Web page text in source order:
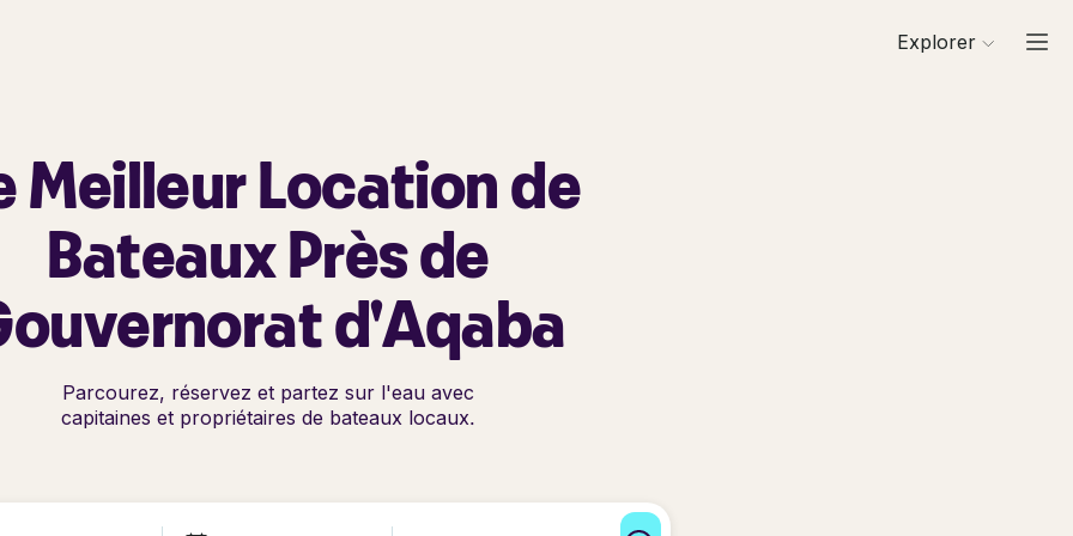
Explorer
Meilleur Location de
Bateaux Près de
d'Aqaba
Parcourez, réservez et partez sur l'eau avec
capitaines et propriétaires de bateaux locaux.